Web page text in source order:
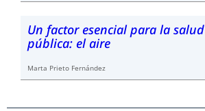
Un factor esencial para la salud
pública: el aire
Marta Prieto Fernández